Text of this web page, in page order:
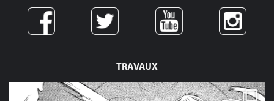
TRAVAUX